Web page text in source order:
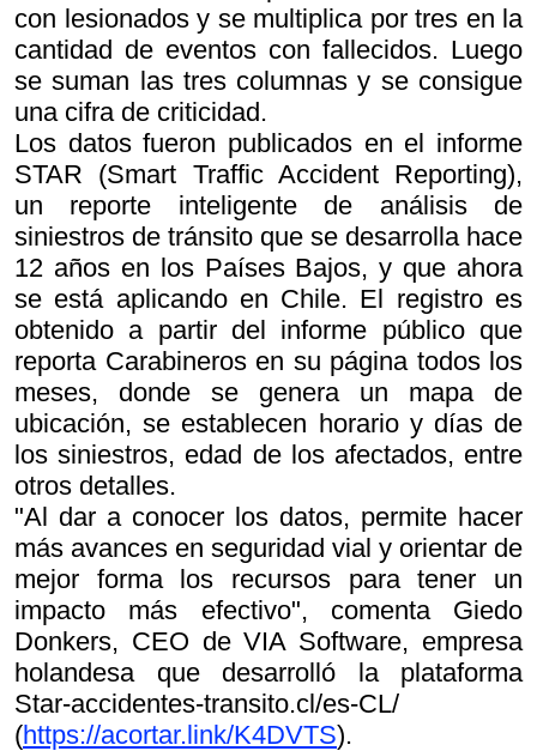
con lesionados y se multiplica por tres en la
cantidad de eventos con fallecidos. Luego
se suman las tres columnas y se consigue
una cifra de criticidad.
Los datos fueron publicados en el informe
STAR (Smart Traffic Accident Reporting),
un reporte inteligente de análisis de
siniestros de tránsito que se desarrolla hace
12 años en los Países Bajos, y que ahora
se está aplicando en Chile. El registro es
obtenido a partir del informe público que
reporta Carabineros en su página todos los
meses, donde se genera un mapa de
ubicación, se establecen horario y días de
los siniestros, edad de los afectados, entre
otros detalles.
"Al dar a conocer los datos, permite hacer
más avances en seguridad vial y orientar de
mejor forma los recursos para tener un
impacto más efectivo", comenta Giedo
Donkers, CEO de VIA Software, empresa
holandesa que desarrolló la plataforma
Star-accidentes-transito.cl/es-CL/
(https://acortar.link/K4DVTS).